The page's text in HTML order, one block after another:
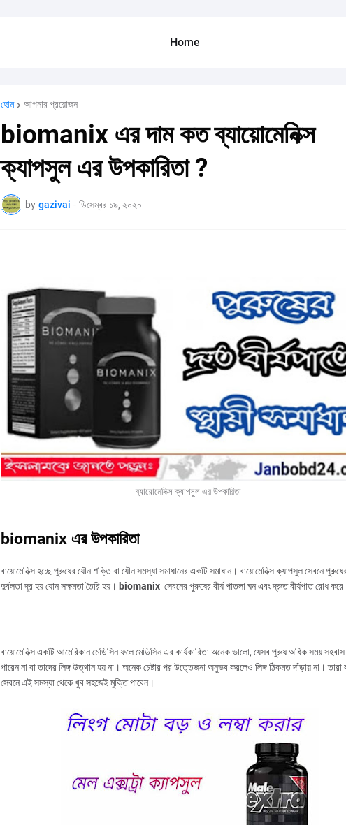
Home
হোম আপনার প্রয়োজন
biomanix এর দাম কত ব্যায়োমেনিক্স
ক্যাপসুল এর উপকারিতা ?
by gazivai - ডিসেম্বর ১৯, ২০২০
ব্যায়োমেনিক্স ক্যাপসুল এর উপকারিতা
biomanix এর উপকারিতা
বায়োমেনিক্স হচ্ছে পুরুষের যৌন শক্তি বা যৌন সমস্যা সমাধানের একটি সমাধান। বায়োমেনিক্স ক্যাপসুল সেবনে
দুর্বলতা দূর হয় যৌন সক্ষমতা তৈরি হয়। biomanix সেবনের পুরুষের বীর্য পাতলা ঘন এবং দ্রুত বীর্যপাত রোধ
বায়োমেনিক্স একটি আমেরিকান মেডিসিন ফলে মেডিসিন এর কার্যকারিতা অনেক ভালো, যেসব পুরুষ অধিক সময়
পারেন না বা তাদের লিঙ্গ উত্থান হয় না। অনেক চেষ্টার পর উত্তেজনা অনুভব করলেও লিঙ্গ ঠিকমত দাঁড়ায় না। তারা
সেবনে এই সমস্যা থেকে খুব সহজেই মুক্তি পাবেন।